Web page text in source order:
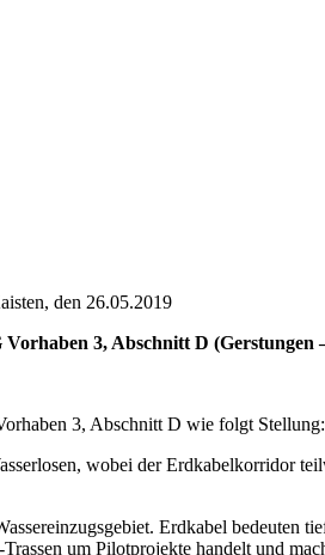
den 26.05.2019
3, Abschnitt D (Gerstungen
3, Abschnitt D wie folgt Stellung:
wobei der Erdkabelkorridor
Erdkabel bedeuten
um Pilotprojekte handelt und